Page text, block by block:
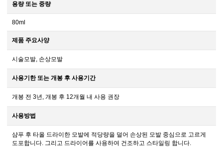
용량 또는 중량
80ml
제품 주요사양
시술모발, 손상모발
사용기한 또는 개봉 후 사용기간
개봉 전 3년, 개봉 후 12개월 내 사용 권장
사용방법
샴푸 후 타올 드라이한 모발에 적당량을 덜어 손상된 모발 중심으로 고르게
도포합니다. 그리고 드라이어를 사용하여 건조하고 스타일링 합니다.